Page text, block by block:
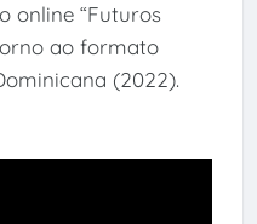
online “Futuros
ao formato
(2022).